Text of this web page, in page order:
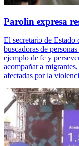
Parolin expresa
El secretario de Estado
buscadoras de
ejemplo de fe y
acompañar a
afectadas por la